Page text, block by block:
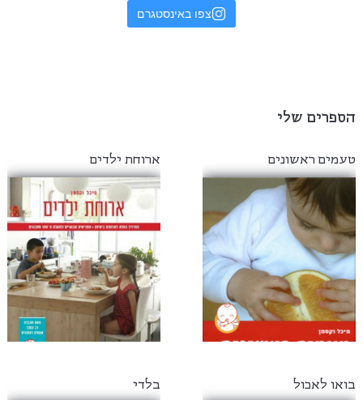
צפו באינסטגרם
הספרים שלי
טעמים ראשונים ארוחת ילדים
בואו לאכול בלדי